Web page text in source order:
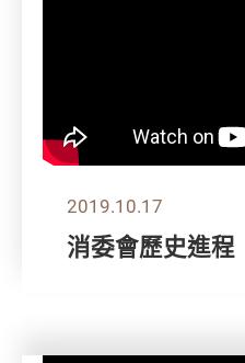
2019.10.17
消委會歷史進程